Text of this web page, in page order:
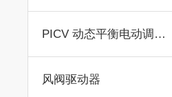
PICV 动态平衡电动调节阀及平衡阀
风阀驱动器